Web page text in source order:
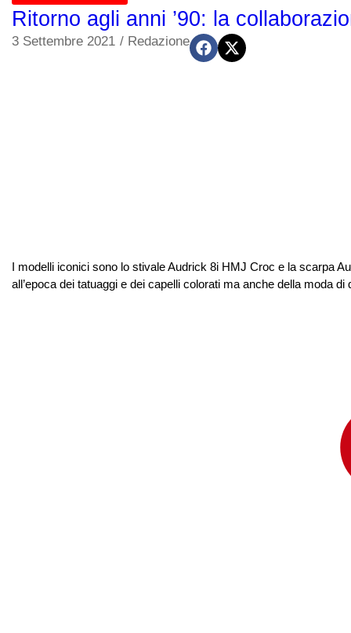
Ritorno agli anni ’90: la
3 Settembre 2021 / Redazione
I modelli iconici sono lo stivale Audrick 8i HMJ Croc e la scarpa
all’epoca dei tatuaggi e dei capelli colorati ma anche della moda